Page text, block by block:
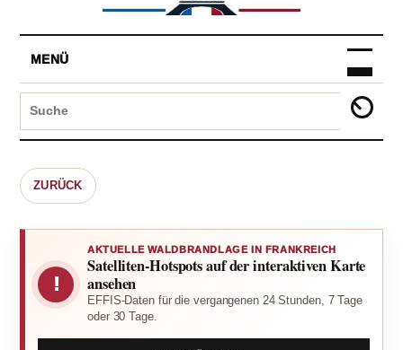
MENÜ
ZURÜCK
!
AKTUELLE WALDBRANDLAGE IN FRANKREICH
Satelliten-Hotspots auf der interaktiven Karte
ansehen
EFFIS-Daten für die vergangenen 24 Stunden, 7 Tage
oder 30 Tage.